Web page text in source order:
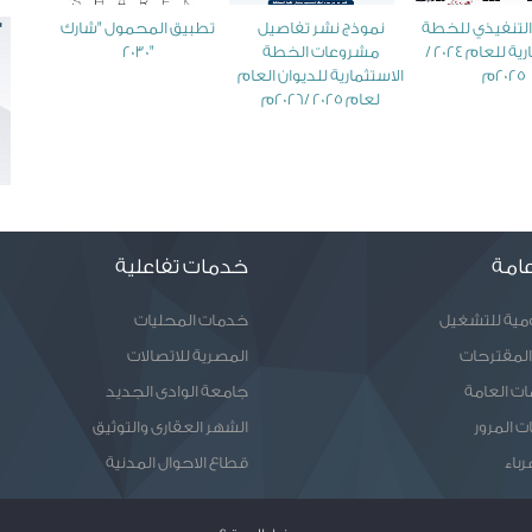
تطبيق المحمول "شارك
2030"
نموذج نشر تفاصيل
مشروعات الخطة
الاستثمارية للديوان العام
لعام 2025 /2026م
للخطة
الاستثمارية للعام 2024 /
2025م
للتشغيل
العامة
المرور
خدمات تفاعلية
خدمات المحليات
المصرية للاتصالات
جامعة الوادى الجديد
الشهر العقارى والتوثيق
قطاع الاحوال المدنية